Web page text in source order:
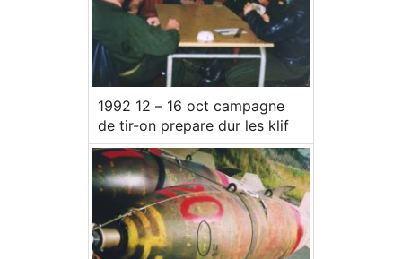
1992 12 – 16 oct campagne
de tir-on prepare dur les klif